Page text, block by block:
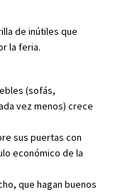
de inútiles que
la feria.
(sofás,
vez menos) crece
sus puertas con
económico de la
que hagan buenos